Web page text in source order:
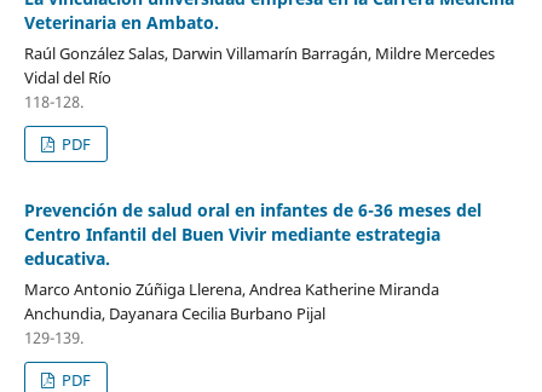
Veterinaria en Ambato.
Raúl González Salas, Darwin Villamarín Barragán, Mildre Mercedes
Vidal del Río
118-128.
PDF
Prevención de salud oral en infantes de 6-36 meses del
Centro Infantil del Buen Vivir mediante estrategia
educativa.
Marco Antonio Zúñiga Llerena, Andrea Katherine Miranda
Anchundia, Dayanara Cecilia Burbano Pijal
129-139.
PDF